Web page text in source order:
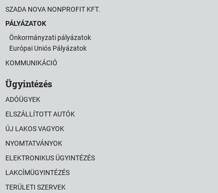
SZADA NOVA NONPROFIT KFT.
PÁLYÁZATOK
Önkormányzati pályázatok
Európai Uniós Pályázatok
KOMMUNIKÁCIÓ
Ügyintézés
ADÓÜGYEK
ELSZÁLLÍTOTT AUTÓK
ÚJ LAKOS VAGYOK
NYOMTATVÁNYOK
ELEKTRONIKUS ÜGYINTÉZÉS
LAKCÍMÜGYINTÉZÉS
TERÜLETI SZERVEK